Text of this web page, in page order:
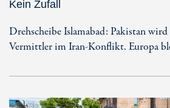
Kein Zufall
Drehscheibe Islamabad: Pakistan
Vermittler im Iran-Konflikt. Europa